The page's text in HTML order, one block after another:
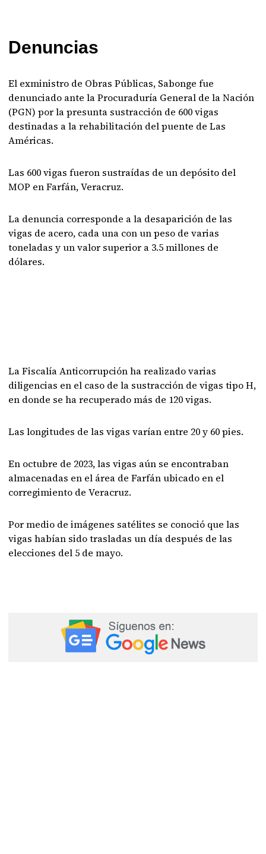
Denuncias
El exministro de Obras Públicas, Sabonge fue
denunciado ante la Procuraduría General de la Nación
(PGN) por la presunta sustracción de 600 vigas
destinadas a la rehabilitación del puente de Las
Américas.
Las 600 vigas fueron sustraídas de un depósito del
MOP en Farfán, Veracruz.
La denuncia corresponde a la desaparición de las
vigas de acero, cada una con un peso de varias
toneladas y un valor superior a 3.5 millones de
dólares.
La Fiscalía Anticorrupción ha realizado varias
diligencias en el caso de la sustracción de vigas tipo H,
en donde se ha recuperado más de 120 vigas.
Las longitudes de las vigas varían entre 20 y 60 pies.
En octubre de 2023, las vigas aún se encontraban
almacenadas en el área de Farfán ubicado en el
corregimiento de Veracruz.
Por medio de imágenes satélites se conoció que las
vigas habían sido trasladas un día después de las
elecciones del 5 de mayo.